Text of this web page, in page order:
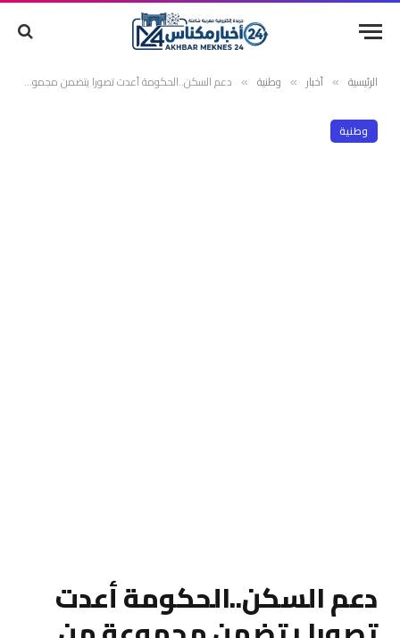
الرئيسية » أخبار » وطنية » دعم السكن..الحكومة أعدت تصورا يتضمن مجموعة من الإجراءات والتدابير وشروط الاستفادة
وطنية
دعم السكن..الحكومة أعدت